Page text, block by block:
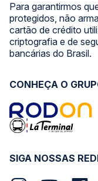
Para garantirmos
protegidos, não
cartão de crédito
criptografia e de
bancárias do Brasil.
SIGA NOSSAS
CONHEÇA O